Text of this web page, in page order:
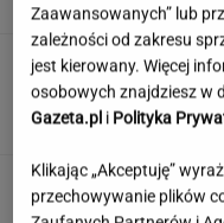
Jedno
osobom
MATERIAŁ
warto
Zaawansowanych” lub
zależności od zakresu
jest kierowany. Więcej
osobowych znajdziesz w
Gazeta.pl i Polityka
Klikając „Akceptuję”
przechowywanie plików